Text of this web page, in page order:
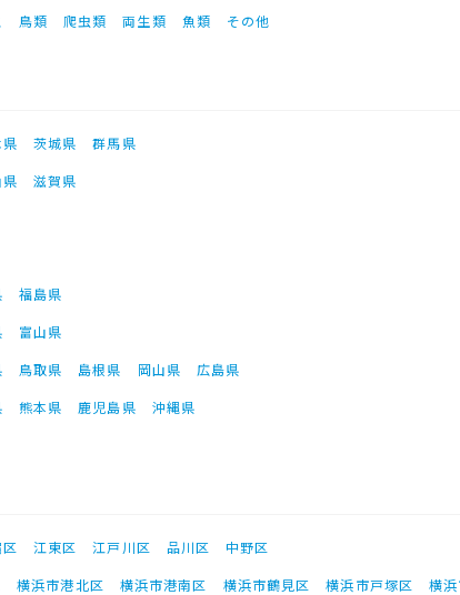
鳥類 爬虫類 両生類 魚類 その他
茨城県
群馬県
滋賀県
福島県
富山県
鳥取県 島根県 岡山県
広島県
熊本県 鹿児島県 沖縄県
江東区 江戸川区 品川区
中野区
横浜市港北区 横浜市港南区 横浜市鶴見区 横浜市戸塚区
横